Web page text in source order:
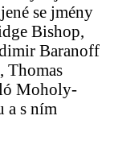
se jmény
Bishop,
Baranoff
Thomas
Moholy-
a s ním